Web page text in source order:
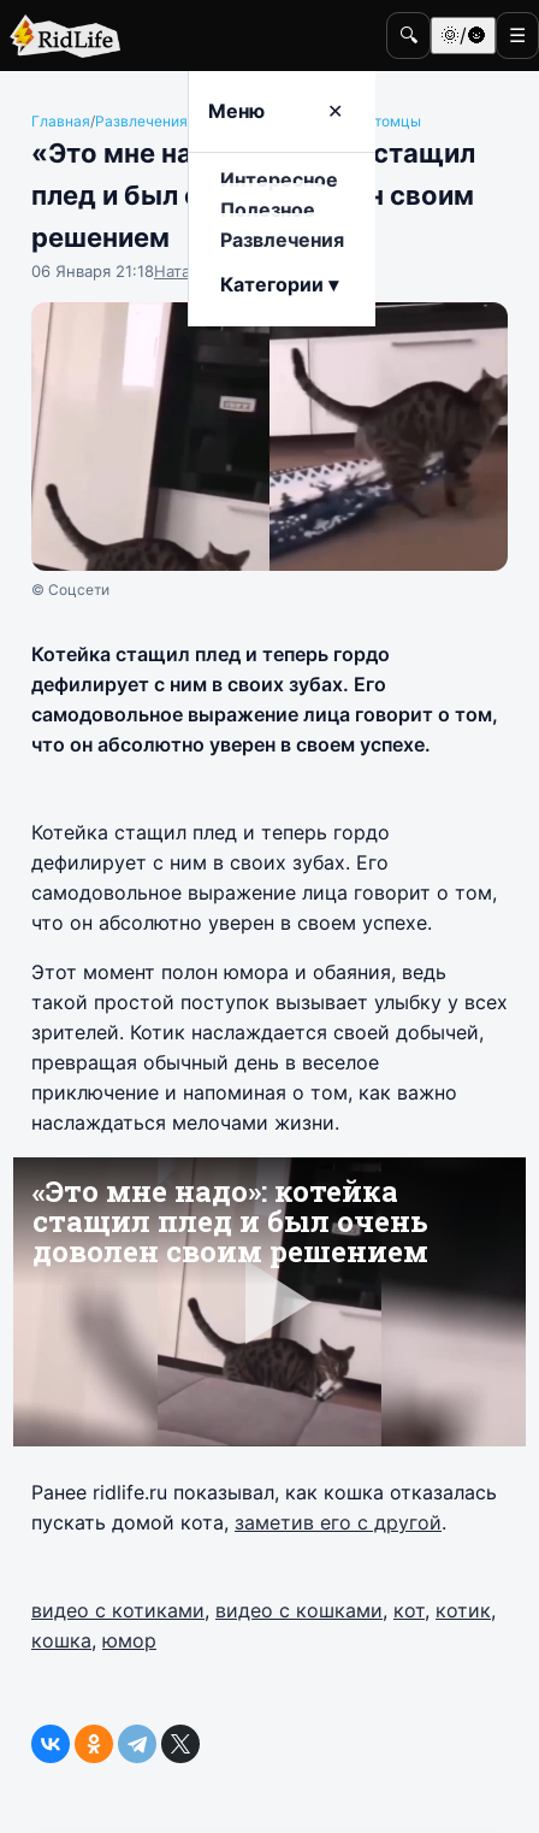
🔍 🌞/🌚 ☰
Меню ✕
Интересное
Полезное
Развлечения
Категории ▾
Главная/Развлечения Животные и домашние питомцы
«Это мне надо»: котейка стащил
плед и был очень доволен своим
решением
06 Января 21:18Наталья Герасимова
© Соцсети
Котейка стащил плед и теперь гордо
дефилирует с ним в своих зубах. Его
самодовольное выражение лица говорит о том,
что он абсолютно уверен в своем успехе.
Котейка стащил плед и теперь гордо
дефилирует с ним в своих зубах. Его
самодовольное выражение лица говорит о том,
что он абсолютно уверен в своем успехе.
Этот момент полон юмора и обаяния, ведь
такой простой поступок вызывает улыбку у всех
зрителей. Котик наслаждается своей добычей,
превращая обычный день в веселое
приключение и напоминая о том, как важно
наслаждаться мелочами жизни.
Ранее ridlife.ru показывал, как кошка отказалась
пускать домой кота, заметив его с другой.
видео с котиками, видео с кошками, кот, котик,
кошка, юмор